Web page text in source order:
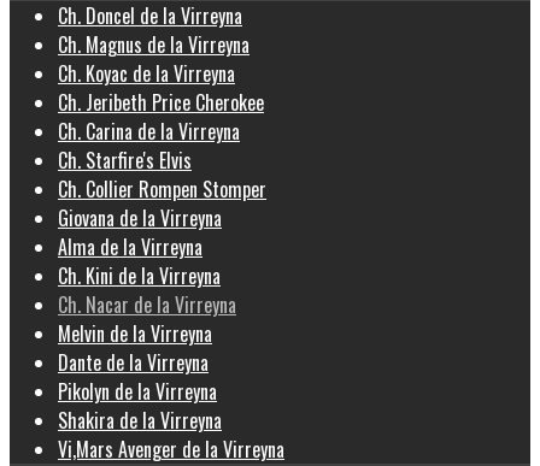
Ch. Doncel de la Virreyna
Ch. Magnus de la Virreyna
Ch. Koyac de la Virreyna
Ch. Jeribeth Price Cherokee
Ch. Carina de la Virreyna
Ch. Starfire's Elvis
Ch. Collier Rompen Stomper
Giovana de la Virreyna
Alma de la Virreyna
Ch. Kini de la Virreyna
Ch. Nacar de la Virreyna
Melvin de la Virreyna
Dante de la Virreyna
Pikolyn de la Virreyna
Shakira de la Virreyna
Vi,Mars Avenger de la Virreyna